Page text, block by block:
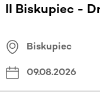
II Biskupiec -
Biskupiec
09.08.2026